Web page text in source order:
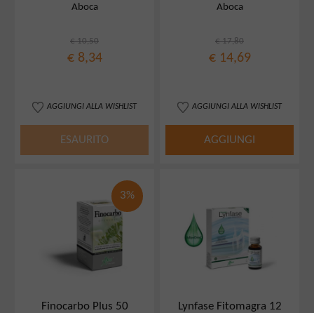
Aboca
€ 10,50
€ 8,34
AGGIUNGI ALLA WISHLIST
ESAURITO
Aboca
€ 17,80
€ 14,69
AGGIUNGI ALLA WISHLIST
AGGIUNGI
3%
Finocarbo Plus 50
Lynfase Fitomagra 12